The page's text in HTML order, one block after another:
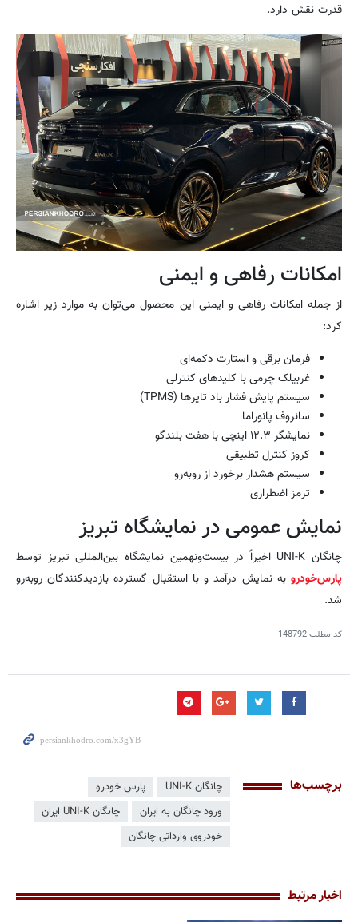
قدرت نقش دارد.
امکانات رفاهی و ایمنی
از جمله امکانات رفاهی و ایمنی این محصول می‌توان به موارد زیر اشاره
کرد:
فرمان برقی و استارت دکمه‌ای
غربیلک چرمی با کلیدهای کنترلی
سیستم پایش فشار باد تایرها (TPMS)
سانروف پانوراما
نمایشگر ۱۲.۳ اینچی با هفت بلندگو
کروز کنترل تطبیقی
سیستم هشدار برخورد از روبه‌رو
ترمز اضطراری
نمایش عمومی در نمایشگاه تبریز
چانگان UNI-K اخیراً در بیست‌ونهمین نمایشگاه بین‌المللی تبریز توسط
پارس‌خودروبه نمایش درآمد و با استقبال گسترده بازدیدکنندگان روبه‌رو
شد.
کد مطلب148792
برچسب‌ها چانگان UNI-K
پارس خودرو
ورود چانگان به ایران
چانگان UNI-K ایران
خودروی وارداتی چانگان
اخبار مرتبط